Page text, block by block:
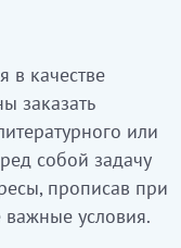
в качестве
заказать
или
собой задачу
прописав при
важные условия.